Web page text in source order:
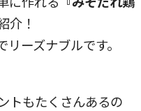
介！
ーズナブルです。
トもたくさんあるの